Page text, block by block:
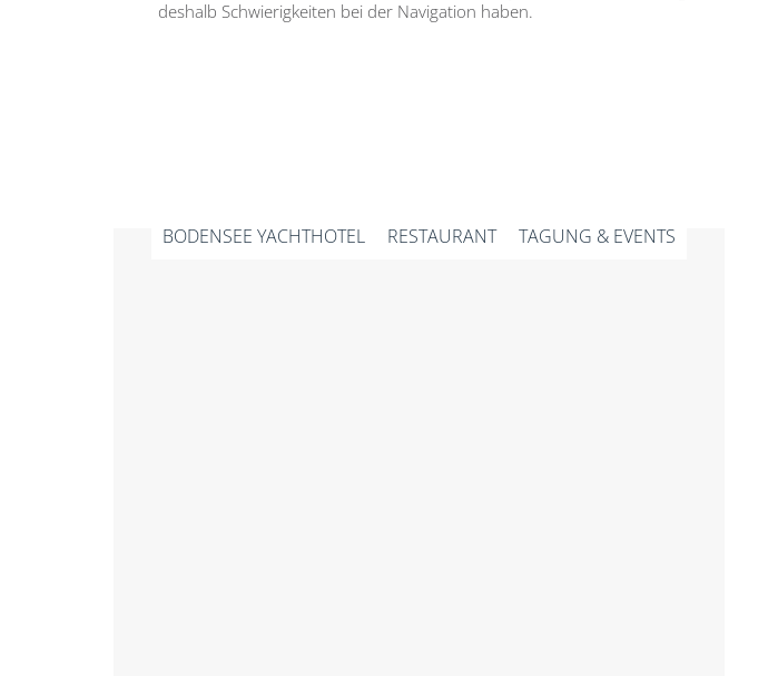
deshalb Schwierigkeiten bei der Navigation haben.
BODENSEE YACHTHOTEL RESTAURANT TAGUNG & EVENTS